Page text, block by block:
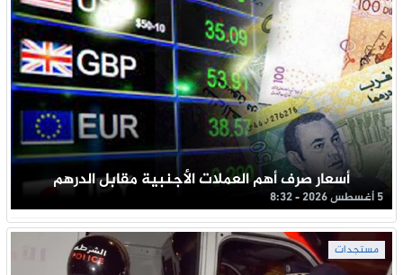
أسعار صرف أهم العملات الأجنبية مقابل الدرهم
5 أغسطس 2026 - 8:32
مستجدات